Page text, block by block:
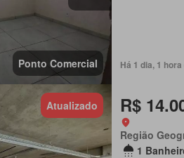
Ponto Comercial Há 1 dia, 1
Atualizado R$
Região
1